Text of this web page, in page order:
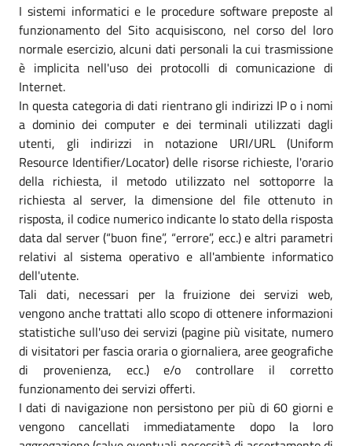
I sistemi informatici e le procedure software preposte al
funzionamento del Sito acquisiscono, nel corso del loro
normale esercizio, alcuni dati personali la cui trasmissione
è implicita nell'uso dei protocolli di comunicazione di
Internet.
In questa categoria di dati rientrano gli indirizzi IP o i nomi
a dominio dei computer e dei terminali utilizzati dagli
utenti, gli indirizzi in notazione URI/URL (Uniform
Resource Identifier/Locator) delle risorse richieste, l'orario
della richiesta, il metodo utilizzato nel sottoporre la
richiesta al server, la dimensione del file ottenuto in
risposta, il codice numerico indicante lo stato della risposta
data dal server (“buon fine”, “errore”, ecc.) e altri parametri
relativi al sistema operativo e all'ambiente informatico
dell'utente.
Tali dati, necessari per la fruizione dei servizi web,
vengono anche trattati allo scopo di ottenere informazioni
statistiche sull'uso dei servizi (pagine più visitate, numero
di visitatori per fascia oraria o giornaliera, aree geografiche
di provenienza, ecc.) e/o controllare il corretto
funzionamento dei servizi offerti.
I dati di navigazione non persistono per più di 60 giorni e
vengono cancellati immediatamente dopo la loro